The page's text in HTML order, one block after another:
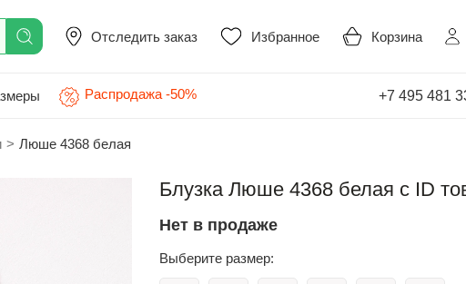
Отследить заказ Избранное Корзина
Распродажа -50% +7 495 481
> Люше 4368 белая
Блузка Люше 4368 белая с ID
Нет в продаже
Выберите размер: